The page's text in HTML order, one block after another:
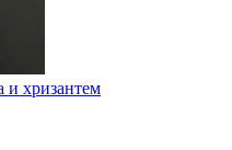
и хризантем